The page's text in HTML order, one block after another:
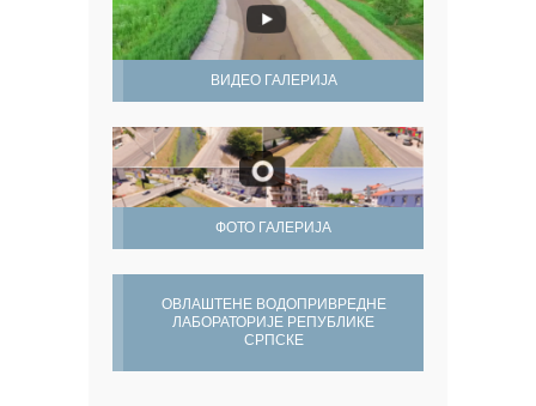
ВИДЕО ГАЛЕРИЈА
ФОТО ГАЛЕРИЈА
ОВЛАШТЕНЕ ВОДОПРИВРЕДНЕ
ЛАБОРАТОРИЈЕ РЕПУБЛИКЕ
СРПСКЕ